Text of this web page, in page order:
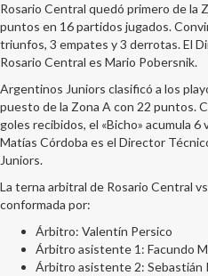
Rosario Central quedó primero de la
puntos en 16 partidos jugados.
triunfos, 3 empates y 3 derrotas. El
Rosario Central es Mario Pobersnik.
Argentinos Juniors clasificó a los
puesto de la Zona A con 22 puntos.
goles recibidos, el «Bicho» acumula
Matías Córdoba es el Director
Juniors.
La terna arbitral de Rosario Central
conformada por:
Árbitro: Valentín Persico
Árbitro asistente 1: Facundo
Árbitro asistente 2: Sebastián